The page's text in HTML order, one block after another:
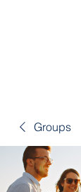
Groups